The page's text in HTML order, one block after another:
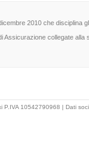
2010 che disciplina
Assicurazione collegate
P.IVA 10542790968 | Dati